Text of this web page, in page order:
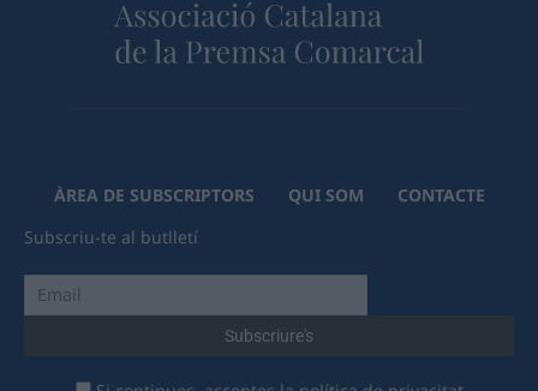
ÀREA DE SUBSCRIPTORS QUI SOM
CONTACTE
Subscriu-te al butlletí